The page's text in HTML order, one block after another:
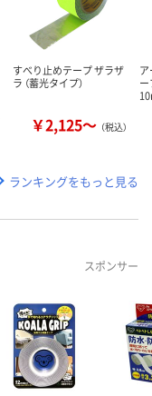
すべり止めテープ ザラザ
ラ （蓄光タイプ）
￥2,125～ （税込）
ランキングをもっと見る
スポンサー